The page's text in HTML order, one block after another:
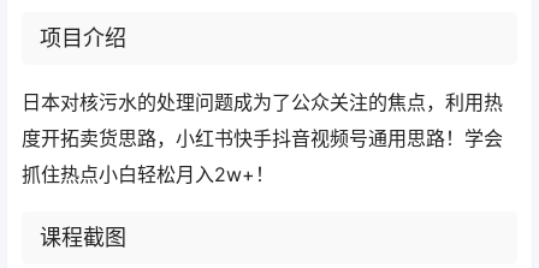
项目介绍
日本对核污水的处理问题成为了公众关注的焦点，利用热
度开拓卖货思路，小红书快手抖音视频号通用思路！学会
抓住热点小白轻松月入2w+！
课程截图